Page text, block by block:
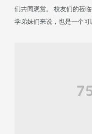
们共同观赏。 校友们的莅
学弟妹们来说，也是一个可